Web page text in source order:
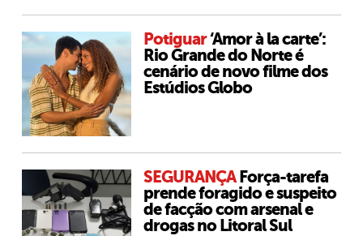
Potiguar‘Amor à la carte’:
Rio Grande do Norte é
cenário de novo filme dos
Estúdios Globo
SEGURANÇA Força-tarefa
prende foragido e suspeito
de facção com arsenal e
drogas no Litoral Sul